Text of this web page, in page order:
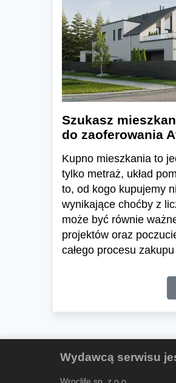
Szukasz
do zaoferowania
Kupno mieszkania to
tylko metraż, układ
to, od kogo kupujemy
wynikające choćby z
może być równie
projektów oraz
całego procesu
Wydawcą serwisu
Wroclife sp. z o.o.